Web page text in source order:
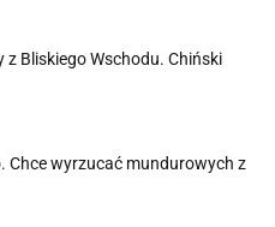
Bliskiego Wschodu. Chiński
Chce wyrzucać mundurowych z